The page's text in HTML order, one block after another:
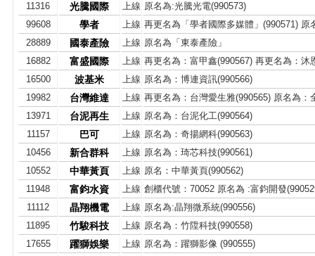
11316
光騰國際 上線 原名為:光騰光電(990573)
99608
學者 上線 再更名為「學者國際多媒體」(990571) 原
28889
國泰產險 上線 原名為「東泰產險」
16882
富盛國際 上線 再更名為：富甲鑫(990567) 再更名為：沐
16500
波基米 上線 原名為：博連資訊(990566)
19982
台灣維達 上線 再更名為：台灣愛生雅(990565) 原名為：
13971
台泥再生 上線 原名為：台泥化工(990564)
11157
巴可 上線 原名為：奇揚網科(990563)
10456
新合群科 上線 原名為：琦芯科技(990561)
10552
中華黃頁 上線 原名：中華黃頁(990562)
11948
富鈞水資 上線 創櫃代號：70052 原名為 :富鈞開發
11112
晶翔機電 上線 原名為:晶翔微系統(990556)
11895
竹駿科技 上線 原名為：竹陞科技(990558)
17655
躍獅娛樂 上線 原名為：躍獅影像 (990555)